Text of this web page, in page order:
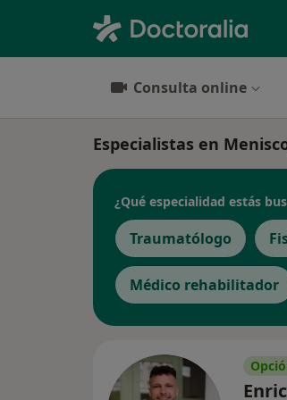
Consulta online
Especialistas en
¿Qué especialidad estás
Traumatólogo
Médico rehabilitador